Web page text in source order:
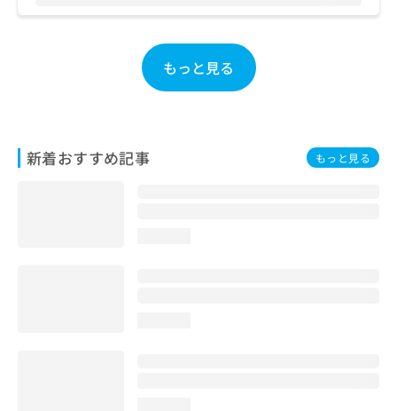
もっと見る
新着おすすめ記事 もっと見る
お
ち
ら